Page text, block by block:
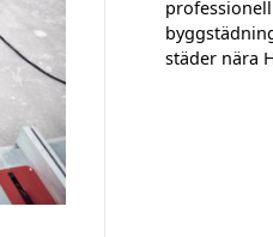
städer nära